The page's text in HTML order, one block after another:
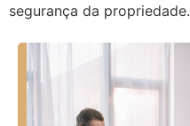
segurança da propriedade.